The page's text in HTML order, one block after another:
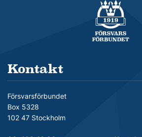
Kontakt
Försvarsförbundet
Box 5328
102 47 Stockholm